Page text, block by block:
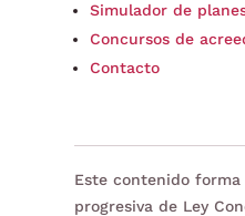
Simulador de
Concursos de
Contacto
Este contenido
progresiva de Ley